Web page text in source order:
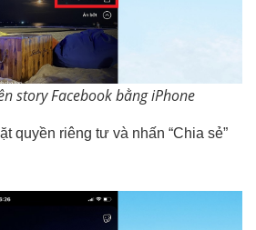
story Facebook bằng iPhone
quyền riêng tư và nhấn “Chia sẻ”